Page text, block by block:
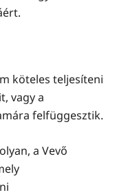
köteles teljesíteni
vagy a
felfüggesztik.
a Vevő